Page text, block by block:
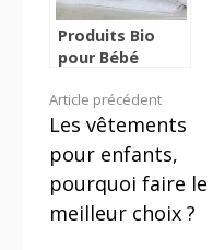
Produits Bio
pour Bébé
Lire
la
suite
Article précédent
Les vêtements
pour enfants,
pourquoi faire le
meilleur choix ?